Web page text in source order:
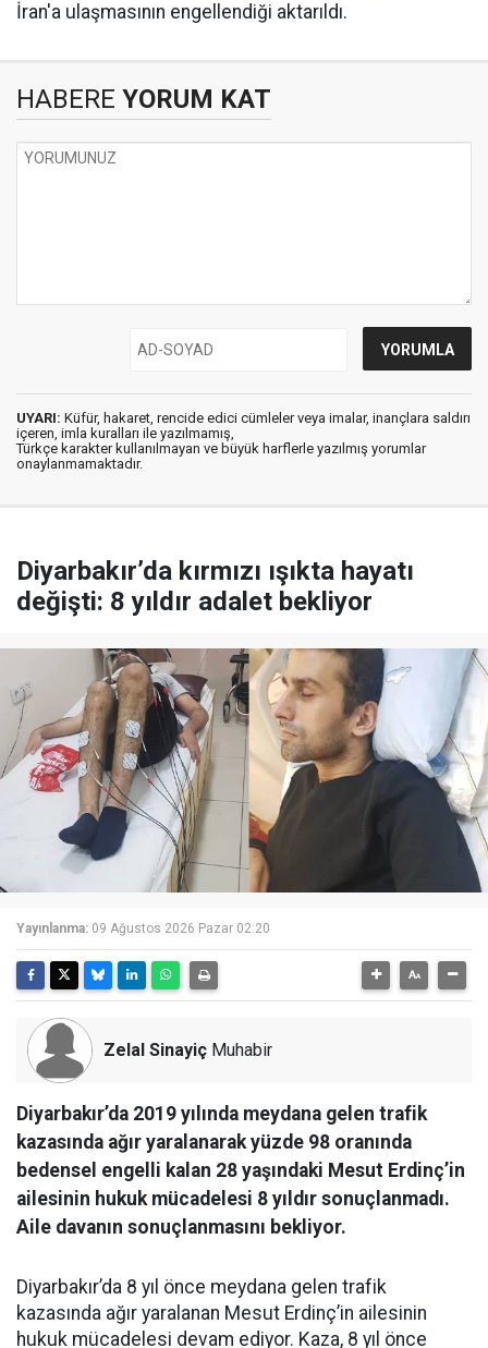
İran'a ulaşmasının engellendiği aktarıldı.
HABERE YORUM KAT
UYARI: Küfür, hakaret, rencide edici cümleler veya imalar, inançlara saldırı
içeren, imla kuralları ile yazılmamış,
Türkçe karakter kullanılmayan ve büyük harflerle yazılmış yorumlar
onaylanmamaktadır.
Diyarbakır’da kırmızı ışıkta hayatı
değişti: 8 yıldır adalet bekliyor
Yayınlanma: 09 Ağustos 2026 Pazar 02:20
Zelal Sinayiç Muhabir
Diyarbakır’da 2019 yılında meydana gelen trafik
kazasında ağır yaralanarak yüzde 98 oranında
bedensel engelli kalan 28 yaşındaki Mesut Erdinç’in
ailesinin hukuk mücadelesi 8 yıldır sonuçlanmadı.
Aile davanın sonuçlanmasını bekliyor.
Diyarbakır’da 8 yıl önce meydana gelen trafik
kazasında ağır yaralanan Mesut Erdinç’in ailesinin
hukuk mücadelesi devam ediyor. Kaza, 8 yıl önce